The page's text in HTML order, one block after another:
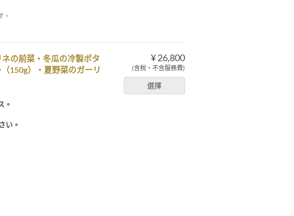
。
¥ 26,800
(含稅・不含服務費)
選擇
の前菜・冬瓜の冷製ポタ
150g）・夏野菜のガーリ
。
い。